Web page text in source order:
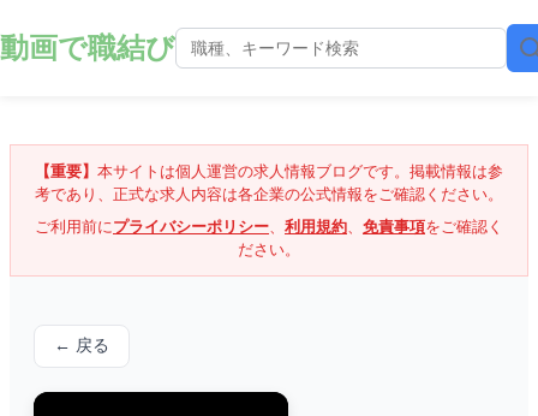
動画で職結び
【重要】 本サイトは個人運営の求人情報ブログです。掲載情報は参
考であり、正式な求人内容は各企業の公式情報をご確認ください。
ご利用前にプライバシーポリシー、 利用規約、 免責事項をご確認く
ださい。
← 戻る